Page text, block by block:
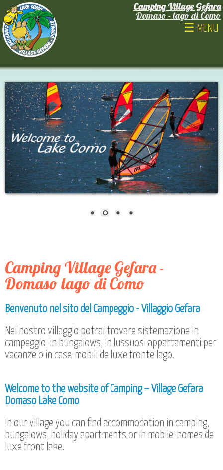
Camping Village Gefara
Domaso - lago di Como
☰ MENU
ITALIANO
ENGLISH
DEUTSCH
FRANÇAIS
NEDERLANDS
Camping Village Gefara -
Domaso lago di Como
Benvenuto nel sito del Campeggio - Villaggio Gefara
Nel nostro villaggio potrai trovare sistemazione in
campeggio, in bungalows, in lussuosi appartamenti per
vacanze o in case-mobili de luxe fronte lago.
Welcome to the website of Camping – Village Gefara
Domaso Lake Como
In our village you can find accommodation in camping,
bungalows, holiday apartments or in mobile-homes de
luxe front lake.